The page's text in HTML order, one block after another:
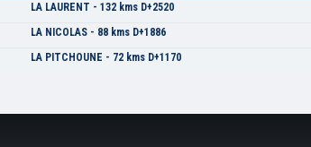
LA LAURENT - 132 kms D+2520
LA NICOLAS - 88 kms D+1886
LA PITCHOUNE - 72 kms D+1170